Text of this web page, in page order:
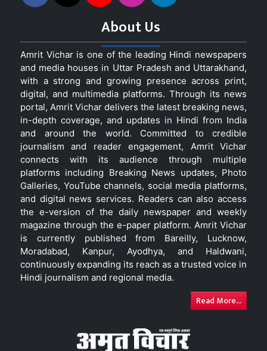
About Us
Amrit Vichar is one of the leading Hindi newspapers
and media houses in Uttar Pradesh and Uttarakhand,
with a strong and growing presence across print,
digital, and multimedia platforms. Through its news
portal, Amrit Vichar delivers the latest breaking news,
in-depth coverage, and updates in Hindi from India
and around the world. Committed to credible
journalism and reader engagement, Amrit Vichar
connects with its audience through multiple
platforms including Breaking News updates, Photo
Galleries, YouTube channels, social media platforms,
and digital news services. Readers can also access
the e-version of the daily newspaper and weekly
magazine through the e-paper platform. Amrit Vichar
is currently published from Bareilly, Lucknow,
Moradabad, Kanpur, Ayodhya, and Haldwani,
continuously expanding its reach as a trusted voice in
Hindi journalism and regional media.
Read More...